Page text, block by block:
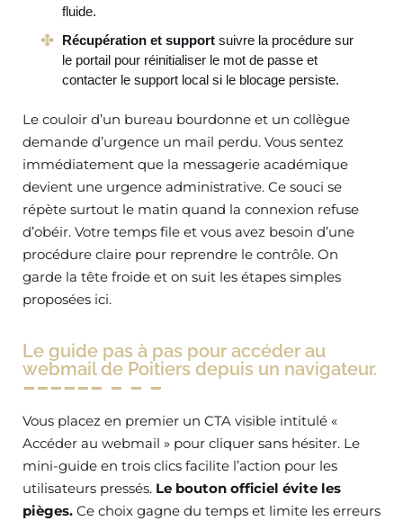
fluide.
Récupération et support suivre la procédure sur
le portail pour réinitialiser le mot de passe et
contacter le support local si le blocage persiste.
Le couloir d’un bureau bourdonne et un collègue
demande d’urgence un mail perdu. Vous sentez
immédiatement que la messagerie académique
devient une urgence administrative. Ce souci se
répète surtout le matin quand la connexion refuse
d’obéir. Votre temps file et vous avez besoin d’une
procédure claire pour reprendre le contrôle. On
garde la tête froide et on suit les étapes simples
proposées ici.
Le guide pas à pas pour accéder au
webmail de Poitiers depuis un navigateur.
Vous placez en premier un CTA visible intitulé «
Accéder au webmail » pour cliquer sans hésiter. Le
mini-guide en trois clics facilite l’action pour les
utilisateurs pressés. Le bouton officiel évite les
pièges. Ce choix gagne du temps et limite les erreurs